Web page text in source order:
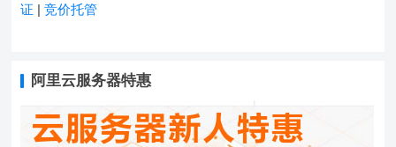
证 |竞价托管
阿里云服务器特惠